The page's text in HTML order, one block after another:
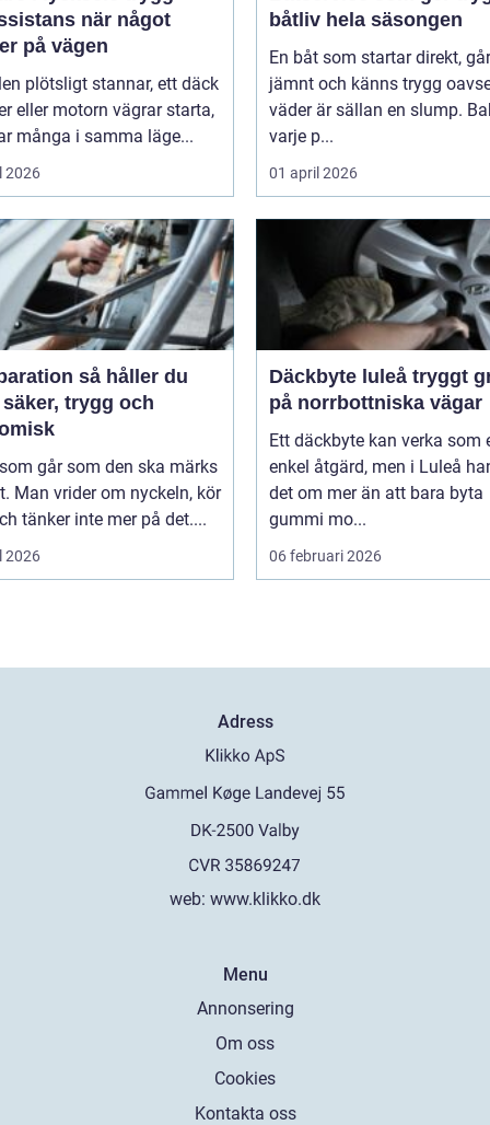
när något
på vägen
plötsligt stannar, ett däck
eller motorn vägrar starta,
många i samma läge...
2026
båtliv hela säsongen
En båt som startar direkt, går
jämnt och känns trygg
väder är sällan en slump.
varje p...
01 april 2026
så håller du
trygg och
går som den ska märks
Man vrider om nyckeln, kör
tänker inte mer på det....
2026
Däckbyte luleå tryggt grepp
på norrbottniska vägar
Ett däckbyte kan verka som
enkel åtgärd, men i Luleå
det om mer än att bara byta
gummi mo...
06 februari 2026
Adress
web: www.klikko.dk
Menu
Annonsering
Om oss
Cookies
Kontakta oss